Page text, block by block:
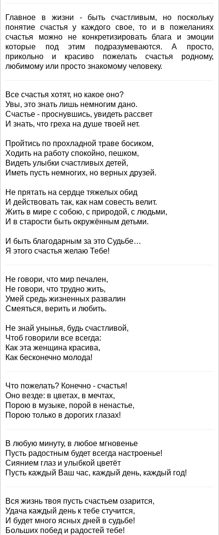
Главное в жизни - быть счастливым, но поскольку
понятие счастья у каждого свое, то и в пожеланиях
счастья можно не конкретизировать блага и эмоции
которые под этим подразумеваются. А просто,
прикольно и красиво пожелать счастья родному,
любимому или просто знакомому человеку.
Все счастья хотят, но какое оно?
Увы, это знать лишь немногим дано.
Счастье - проснувшись, увидеть рассвет
И знать, что греха на душе твоей нет.
Пройтись по прохладной траве босиком,
Ходить на работу спокойно, пешком,
Видеть улыбки счастливых детей,
Иметь пусть немногих, но верных друзей.
Не прятать на сердце тяжелых обид
И действовать так, как нам совесть велит.
Жить в мире с собою, с природой, с людьми,
И в старости быть окружённым детьми.
И быть благодарным за это Судьбе…
Я этого счастья желаю Тебе!
Не говори, что мир печален,
Не говори, что трудно жить,
Умей средь жизненных развалин
Смеяться, верить и любить.
Не знай унынья, будь счастливой,
Чтоб говорили все всегда:
Как эта женщина красива,
Как бесконечно молода!
Что пожелать? Конечно - счастья!
Оно везде: в цветах, в мечтах,
Порою в музыке, порой в ненастье,
Порою только в дорогих глазах!
В любую минуту, в любое мгновенье
Пусть радостным будет всегда настроенье!
Сиянием глаз и улыбкой цветёт
Пусть каждый Ваш час, каждый день, каждый год!
Вся жизнь твоя пусть счастьем озарится,
Удача каждый день к тебе стучится,
И будет много ясных дней в судьбе!
Больших побед и радостей тебе!